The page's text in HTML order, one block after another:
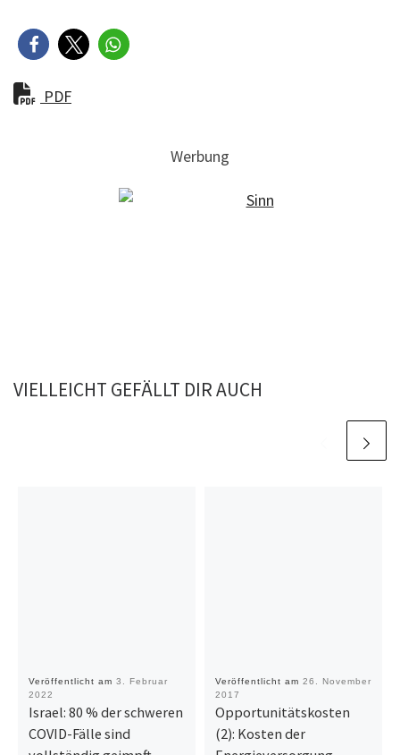
PDF
Werbung
VIELLEICHT GEFÄLLT DIR AUCH
Veröffentlicht am 3. Februar
2022
Israel: 80 % der schweren
COVID-Fälle sind
Veröffentlicht am 26. November
2017
Opportunitätskosten
(2): Kosten der